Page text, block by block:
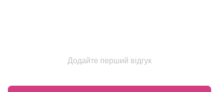
Додайте перший відгук